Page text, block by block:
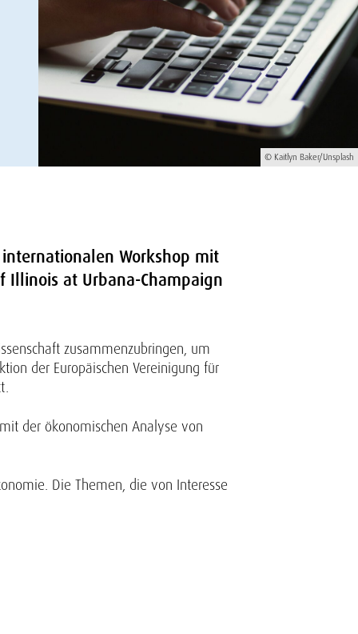
© Kaitlyn Baker/Unsplash
Workshop mit
Illinois at Urbana-Champaign
zusammenzubringen, um
der Europäischen Vereinigung für
der ökonomischen Analyse von
Die Themen, die von Interesse